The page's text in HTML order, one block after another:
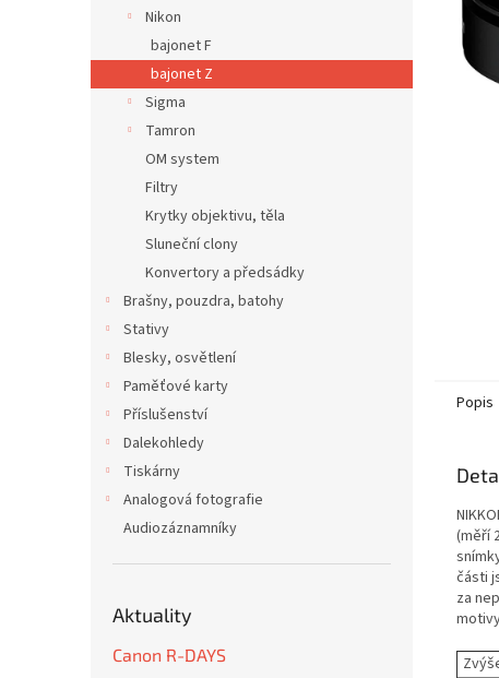
l
Nikon
bajonet F
bajonet Z
Sigma
Tamron
OM system
Filtry
Krytky objektivu, těla
Sluneční clony
Konvertory a předsádky
Brašny, pouzdra, batohy
Stativy
Blesky, osvětlení
Paměťové karty
Příslušenství
Dalekohledy
Tiskárny
Analogová fotografie
Audiozáznamníky
Aktuality
Canon R-DAYS
Popis
(měří
části
za